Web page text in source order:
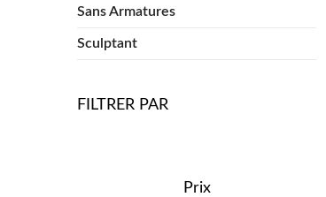
Sans Armatures
Sculptant
FILTRER PAR
Prix